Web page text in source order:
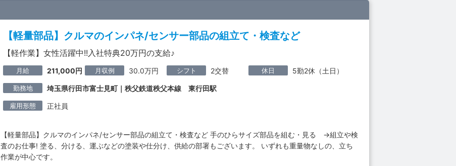
【軽量部品】クルマのインパネ/センサー部品の組立て・検査など
【軽作業】女性活躍中!!入社特典20万円の支給♪
月給 211,000円 月収例 30.0万円 シフト 2交替 休日 5勤2休（土日）
勤務地 埼玉県行田市富士見町｜秩父鉄道秩父本線 東行田駅
雇用形態 正社員
【軽量部品】クルマのインパネ/センサー部品の組立て・検査など 手のひらサイズ部品を組む・見る →組立や検
査のお仕事! 塗る、分ける、運ぶなどの塗装や仕分け、供給の部署もございます。 いずれも重量物なしの、立ち
作業が中心です。